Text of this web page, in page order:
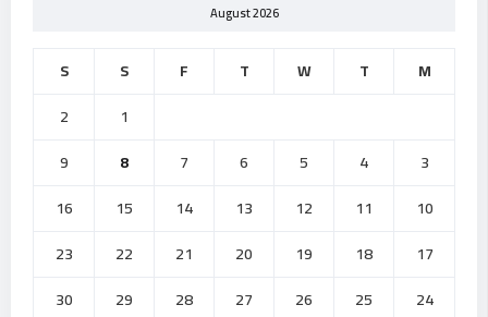
August 2026
M
T
W
T
F
S
S
1
2
3
4
5
6
7
8
9
10
11
12
13
14
15
16
17
18
19
20
21
22
23
24
25
26
27
28
29
30